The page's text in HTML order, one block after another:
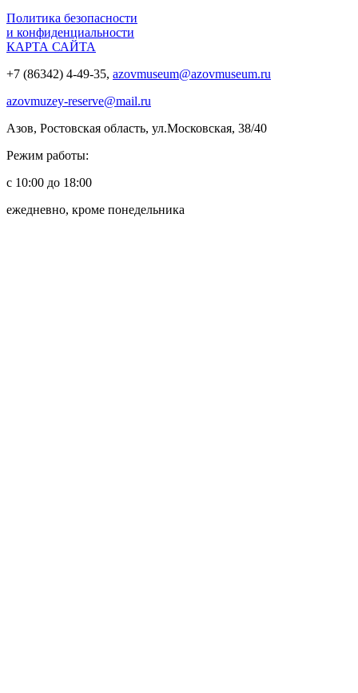
Политика безопасности
и конфиденциальности
КАРТА САЙТА
+7 (86342) 4-49-35, azovmuseum@azovmuseum.ru
azovmuzey-reserve@mail.ru
Азов, Ростовская область, ул.Московская, 38/40
Режим работы:
с 10:00 до 18:00
ежедневно, кроме понедельника